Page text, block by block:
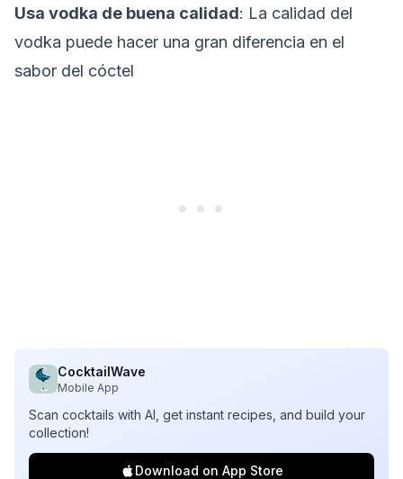
Usa vodka de buena calidad: La calidad del
vodka puede hacer una gran diferencia en el
sabor del cóctel
CocktailWave
Mobile App
Scan cocktails with AI, get instant recipes, and build your
collection!
Download on App Store